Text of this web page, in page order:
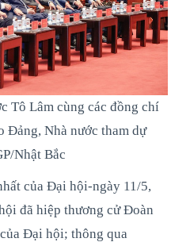
Tô Lâm cùng các đồng chí
Đảng, Nhà nước tham dự
Nhật Bắc
của Đại hội-ngày 11/5,
đã hiệp thương cử Đoàn
Đại hội; thông qua